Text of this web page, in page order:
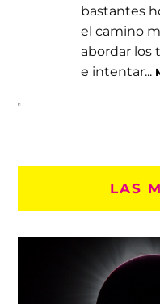
bastantes
el camino
abordar los
e intentar...
LAS